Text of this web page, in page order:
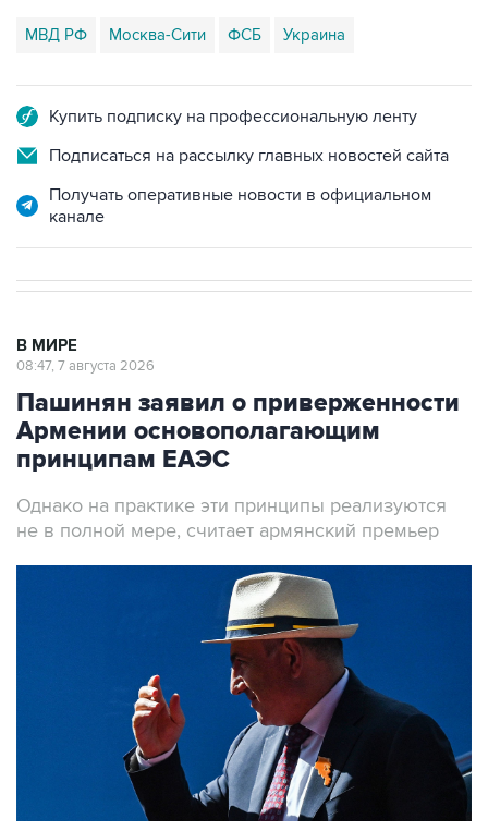
Подписаться на рассылку главных новостей сайта
Получать оперативные новости в официальном
Пашинян заявил о приверженности
Армении основополагающим
принципам ЕАЭС
Однако на практике эти принципы реализуются
Премьер-министр Армении Никол Пашинян
Фото: Александр Миридонов/ТАСС